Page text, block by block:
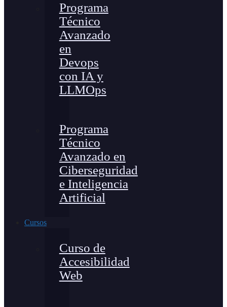
Programa
Técnico
Avanzado
en
Devops
con IA y
LLMOps
Programa
Técnico
Avanzado en
Ciberseguridad
e Inteligencia
Artificial
Cursos
Curso de
Accesibilidad
Web